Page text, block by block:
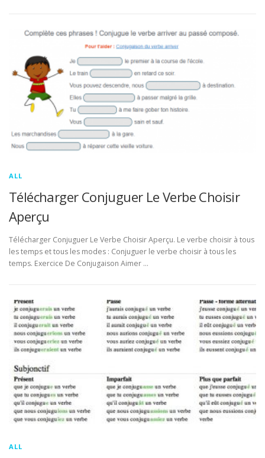
ALL
Télécharger Conjuguer Le Verbe Choisir
Aperçu
Télécharger Conjuguer Le Verbe Choisir Aperçu. Le verbe choisir à tous
les temps et tous les modes : Conjuguer le verbe choisir à tous les
temps. Exercice De Conjugaison Aimer …
ALL